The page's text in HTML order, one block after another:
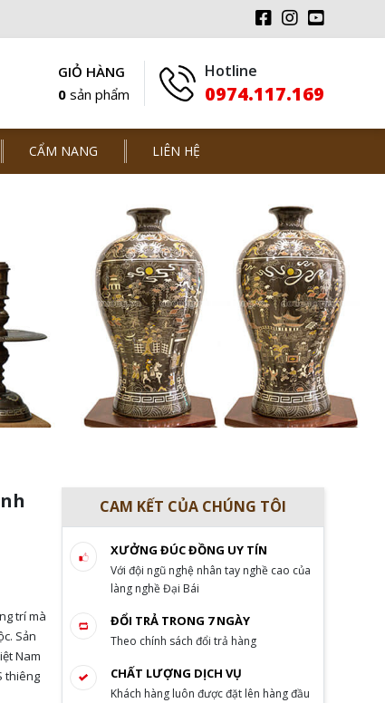
GIỎ HÀNG
0 sản phẩm
Hotline
0974.117.169
CẨM NANG LIÊN HỆ
trí mà
Sản
Nam
thiêng
CAM KẾT CỦA CHÚNG TÔI
XƯỞNG ĐÚC ĐỒNG UY TÍN
Với đội ngũ nghệ nhân tay nghề cao của
làng nghề Đại Bái
ĐỔI TRẢ TRONG 7 NGÀY
Theo chính sách đổi trả hàng
CHẤT LƯỢNG DỊCH VỤ
Khách hàng luôn được đặt lên hàng đầu